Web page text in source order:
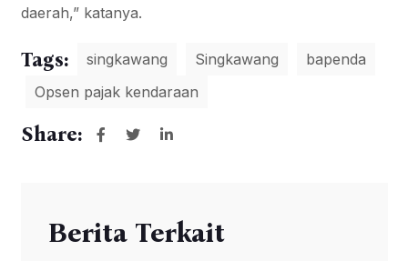
daerah,” katanya.
Tags: singkawang Singkawang
bapenda
Opsen pajak kendaraan
Share:
Berita Terkait